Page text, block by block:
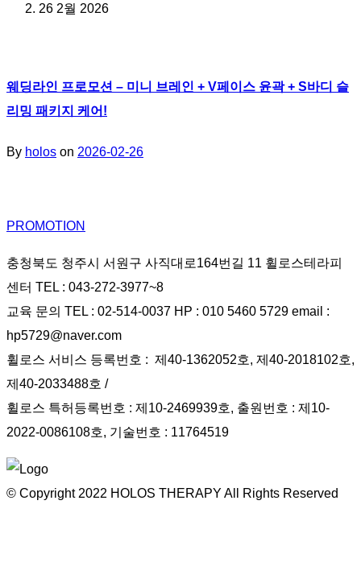
26 2월 2026
웨딩라인 프로모션 – 미니 브레인 + V페이스 윤곽 + S바디 슬
리밍 패키지 케어!
By holos on 2026-02-26
PROMOTION
충청북도 청주시 서원구 사직대로164번길 11 휠로스테라피
센터 TEL : 043-272-3977~8
교육 문의 TEL : 02-514-0037 HP : 010 5460 5729 email :
hp5729@naver.com
휠로스 서비스 등록번호 : 제40-1362052호, 제40-2018102호,
제40-2033488호 /
휠로스 특허등록번호 : 제10-2469939호, 출원번호 : 제10-
2022-0086108호, 기술번호 : 11764519
© Copyright 2022 HOLOS THERAPY All Rights Reserved